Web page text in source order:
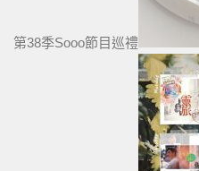
第38季Sooo節目巡禮